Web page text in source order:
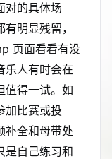
对的具体场
明显残留，
页面看看有没
人有时会在
值得一试。如
加比赛或投
补全和母带处
是自己练习和